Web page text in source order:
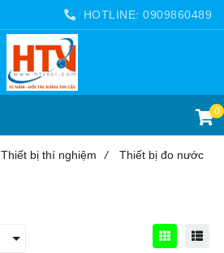
HOTLINE: 0909860489
0
Thiết bị thí nghiệm / Thiết bị đo nước